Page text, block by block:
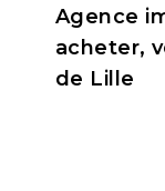
Agence
acheter,
de Lille